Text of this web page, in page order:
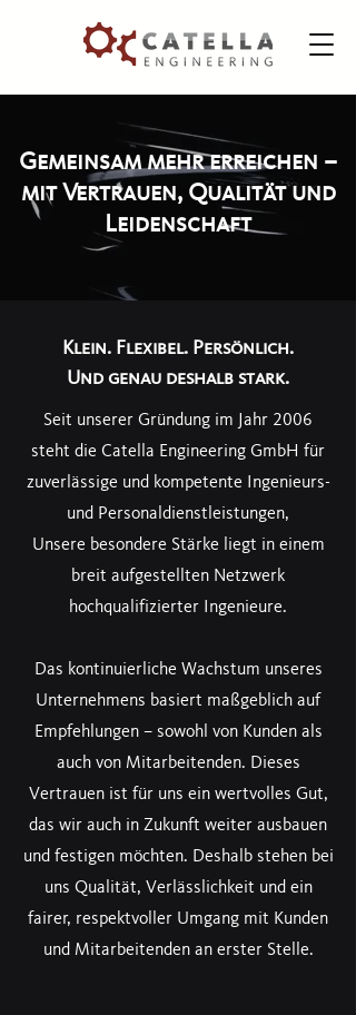
Gemeinsam mehr erreichen –
mit Vertrauen, Qualität und
Leidenschaft
Klein. Flexibel. Persönlich.
Und genau deshalb stark.
Seit unserer Gründung im Jahr 2006
steht die Catella Engineering GmbH für
zuverlässige und kompetente Ingenieurs-
und Personaldienstleistungen,
Unsere besondere Stärke liegt in einem
breit aufgestellten Netzwerk
hochqualifizierter Ingenieure.
Das kontinuierliche Wachstum unseres
Unternehmens basiert maßgeblich auf
Empfehlungen – sowohl von Kunden als
auch von Mitarbeitenden. Dieses
Vertrauen ist für uns ein wertvolles Gut,
das wir auch in Zukunft weiter ausbauen
und festigen möchten. Deshalb stehen bei
uns Qualität, Verlässlichkeit und ein
fairer, respektvoller Umgang mit Kunden
und Mitarbeitenden an erster Stelle.